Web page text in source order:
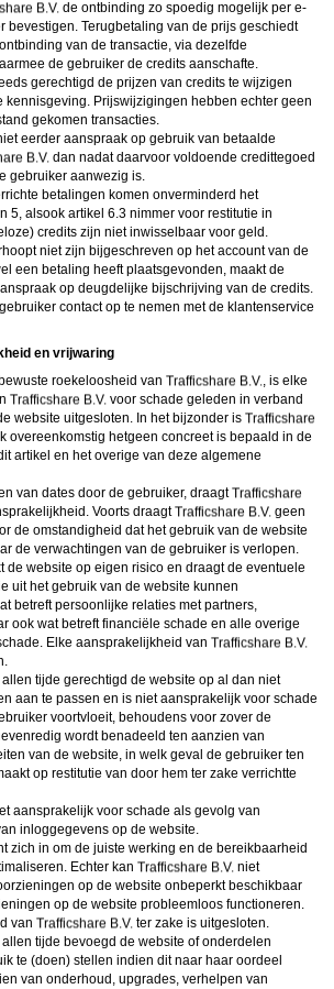
de ontbinding zo spoedig mogelijk per e-
bevestigen. Terugbetaling van de prijs geschiedt
van de transactie, via dezelfde
de gebruiker de credits aanschafte.
gerechtigd de prijzen van credits te wijzigen
kennisgeving. Prijswijzigingen hebben echter geen
gekomen transacties.
eerder aanspraak op gebruik van betaalde
dan nadat daarvoor voldoende credittegoed
gebruiker aanwezig is.
betalingen komen onverminderd het
5, alsook artikel 6.3 nimmer voor restitutie in
credits zijn niet inwisselbaar voor geld.
niet zijn bijgeschreven op het account van de
een betaling heeft plaatsgevonden, maakt de
op deugdelijke bijschrijving van de credits.
contact op te nemen met de klantenservice
en vrijwaring
roekeloosheid van
, is elke
voor schade geleden in verband
website uitgesloten. In het bijzonder is
overeenkomstig hetgeen concreet is bepaald in de
artikel en het overige van deze algemene
van dates door de gebruiker, draagt
Voorts draagt
geen
de omstandigheid dat het gebruik van de website
de verwachtingen van de gebruiker is verlopen.
de website op eigen risico en draagt de eventuele
uit het gebruik van de website kunnen
betreft persoonlijke relaties met partners,
ook wat betreft financiële schade en alle overige
Elke aansprakelijkheid van
allen tijde gerechtigd de website op al dan niet
aan te passen en is niet aansprakelijk voor schade
voortvloeit, behoudens voor zover de
wordt benadeeld ten aanzien van
van de website, in welk geval de gebruiker ten
op restitutie van door hem ter zake verrichtte
aansprakelijk voor schade als gevolg van
inloggegevens op de website.
zich in om de juiste werking en de bereikbaarheid
Echter kan
niet
op de website onbeperkt beschikbaar
op de website probleemloos functioneren.
van
ter zake is uitgesloten.
allen tijde bevoegd de website of onderdelen
te (doen) stellen indien dit naar haar oordeel
van onderhoud, upgrades, verhelpen van